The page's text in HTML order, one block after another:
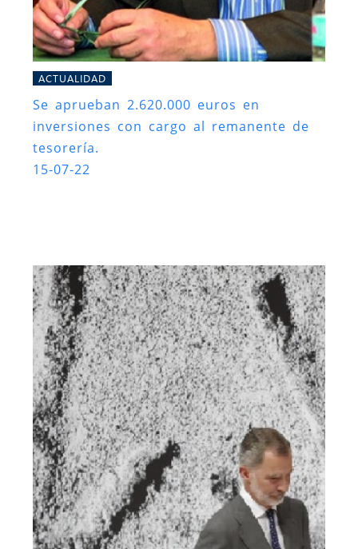
ACTUALIDAD
Se aprueban 2.620.000 euros en
inversiones con cargo al remanente de
tesorería.
15-07-22